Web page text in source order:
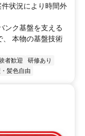
状況により時間外
ンク基盤を支える
、 本物の基盤技術
者歓迎
研修あり
髪色自由